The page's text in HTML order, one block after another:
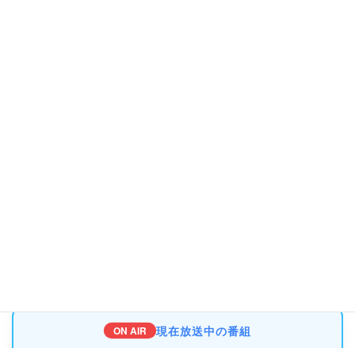
ON AIR 現在放送中の番組